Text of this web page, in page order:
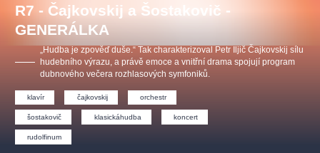
R7 - Čajkovskij a Šostakovič -
GENERÁLKA
„Hudba je zpověď duše.“ Tak charakterizoval Petr Iljič Čajkovskij sílu
hudebního výrazu, a právě emoce a vnitřní drama spojují program
dubnového večera rozhlasových symfoniků.
klavír čajkovskij orchestr
šostakovič klasickáhudba koncert
rudolfinum
Agentura 44, s.r.o.
s.r.o.
Ostatní hledají
muzikálypraha
Nejnavštěvovanější